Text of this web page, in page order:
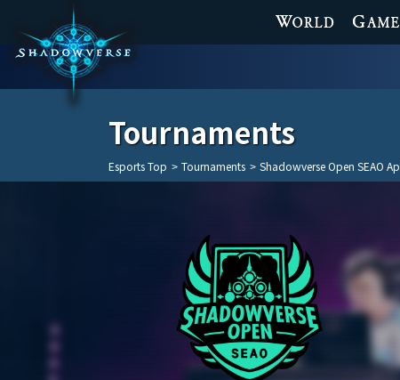
WORLD
Tournaments
Esports Top > Tournaments > Shadowverse Open SEAO